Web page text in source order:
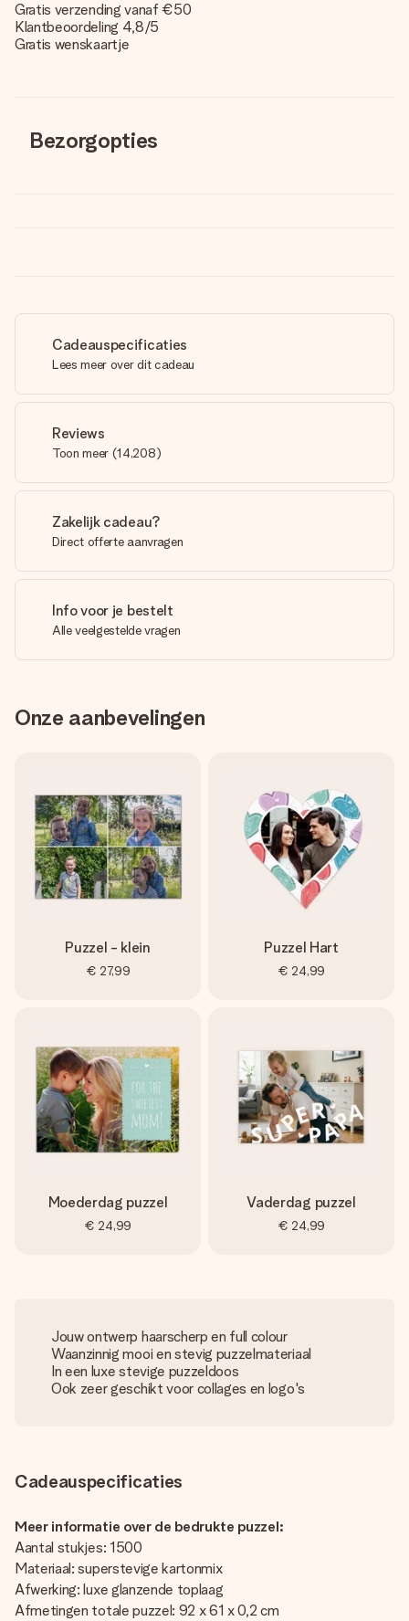
Gratis verzending vanaf €50
Klantbeoordeling 4,8/5
Gratis wenskaartje
Bezorgopties
Cadeauspecificaties
Lees meer over dit cadeau
Reviews
Toon meer (14,208)
Zakelijk cadeau?
Direct offerte aanvragen
Info voor je bestelt
Alle veelgestelde vragen
Onze aanbevelingen
Puzzel - klein
€ 27,99
Puzzel Hart
€ 24,99
Moederdag puzzel
€ 24,99
Vaderdag puzzel
€ 24,99
Jouw ontwerp haarscherp en full colour
Waanzinnig mooi en stevig puzzelmateriaal
In een luxe stevige puzzeldoos
Ook zeer geschikt voor collages en logo's
Cadeauspecificaties
Meer informatie over de bedrukte puzzel:
Aantal stukjes: 1500
Materiaal: superstevige kartonmix
Afwerking: luxe glanzende toplaag
Afmetingen totale puzzel: 92 x 61 x 0,2 cm